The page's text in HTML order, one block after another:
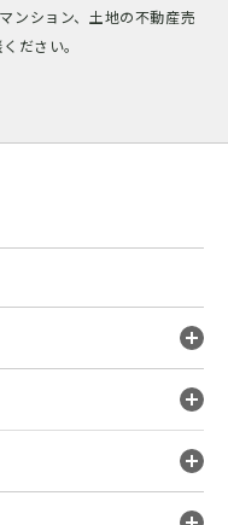
ンション、土地の不動産売
ださい。